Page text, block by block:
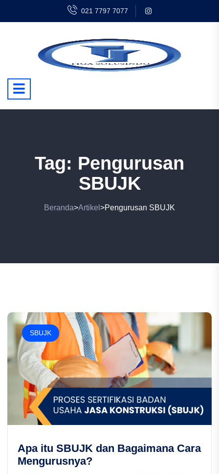
021 7797 7077
Tag: Pengurusan
SBUJK
Beranda>Artikel >Pengurusan SBUJK
SBUJK
Apa itu SBUJK dan Bagaimana Cara
Mengurusnya?